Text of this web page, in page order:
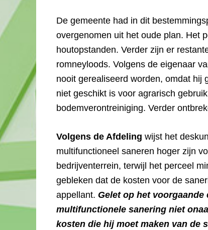
De gemeente had in dit
overgenomen uit het oude plan. Het
houtopstanden. Verder zijn er
romneyloods. Volgens de eigenaar
nooit gerealiseerd worden, omdat hij
niet geschikt is voor agrarisch
bodemverontreiniging. Verder
Volgens de Afdeling wijst het
multifunctioneel saneren hoger zijn
bedrijventerrein, terwijl het perceel
gebleken dat de kosten voor de
appellant. Gelet op het
multifunctionele sanering niet
kosten die hij moet maken van de